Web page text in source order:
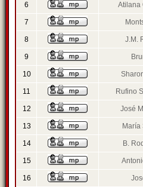
6 Atilana
7
8 J.M.
9
10
11 Rufino
12 José
13 María
14 B.
15
16